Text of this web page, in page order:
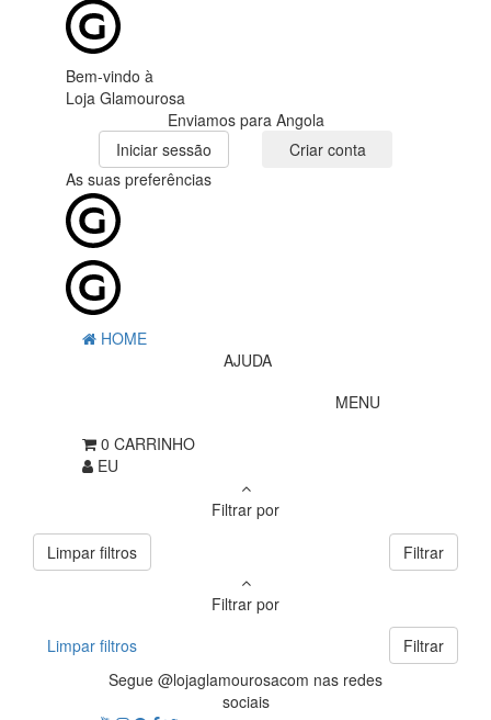
Bem-vindo à
Loja Glamourosa
Enviamos para Angola
Iniciar sessão
Criar conta
As suas preferências
HOME
AJUDA
MENU
0 CARRINHO
EU
Filtrar por
Limpar filtros
Filtrar
Filtrar por
Limpar filtros
Filtrar
Segue @lojaglamourosacom nas redes
sociais